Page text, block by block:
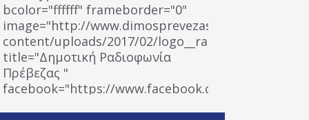
bcolor="ffffff" frameborder="0"
image="http://www.dimosprevezas.gr/wp-
content/uploads/2017/02/logo__radiofonias.jpg"
title="Δημοτική Ραδιοφωνία
Πρέβεζας "
facebook="https://www.facebook.com/